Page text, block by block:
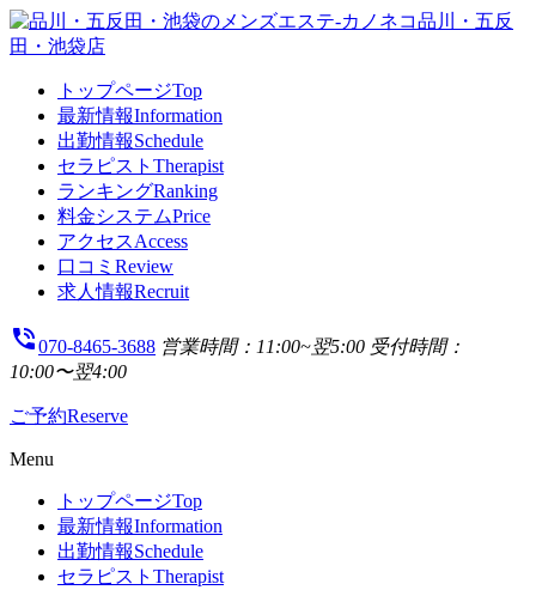
トップページTop
最新情報Information
出勤情報Schedule
セラピスト Therapist
ランキングRanking
料金システムPrice
アクセスAccess
口コミ Review
求人情報Recruit
phone_in_talk070-8465-3688 営業時間：11:00~翌5:00 受付時間：
10:00〜翌4:00
ご予約Reserve
Menu
トップページTop
最新情報Information
出勤情報Schedule
セラピスト Therapist